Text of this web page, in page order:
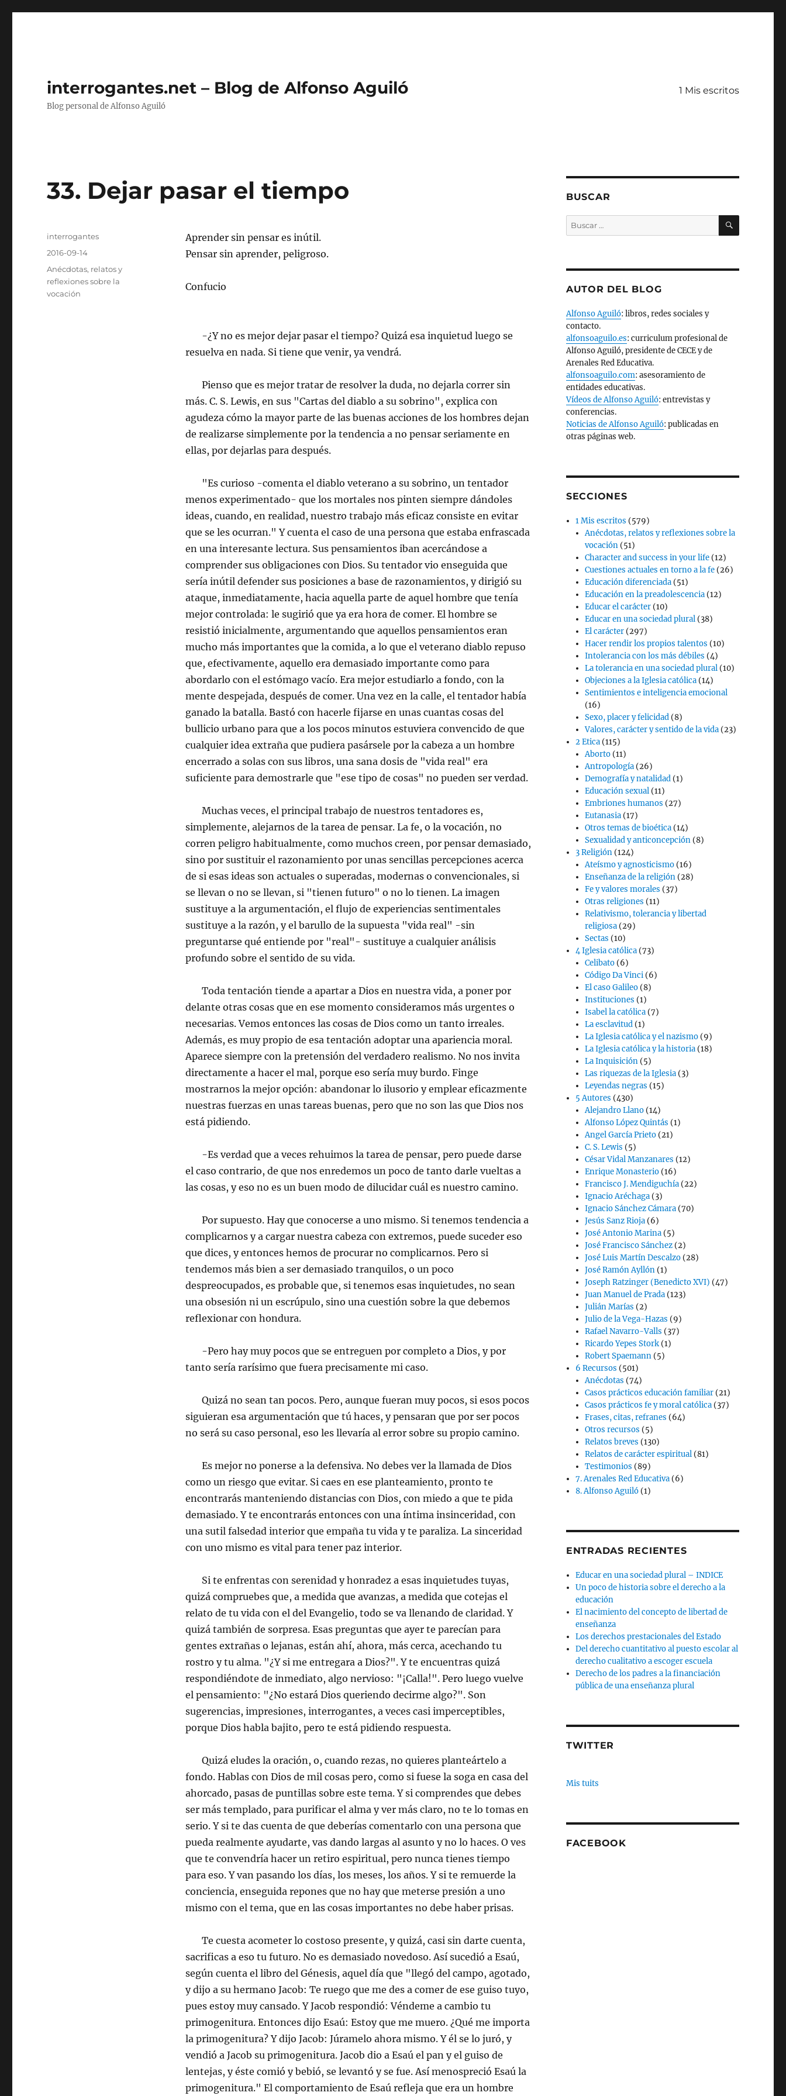
interrogantes.net – Blog de Alfonso Aguiló
Blog personal de Alfonso Aguiló
1 Mis escritos
33. Dejar pasar el tiempo
Aprender sin pensar es inútil.
Pensar sin aprender, peligroso.
Confucio
-¿Y no es mejor dejar pasar el tiempo? Quizá esa inquietud luego se
resuelva en nada. Si tiene que venir, ya vendrá.
Pienso que es mejor tratar de resolver la duda, no dejarla correr sin
más. C. S. Lewis, en sus "Cartas del diablo a su sobrino", explica con
agudeza cómo la mayor parte de las buenas acciones de los hombres dejan
de realizarse simplemente por la tendencia a no pensar seriamente en
ellas, por dejarlas para después.
"Es curioso -comenta el diablo veterano a su sobrino, un tentador
menos experimentado- que los mortales nos pinten siempre dándoles
ideas, cuando, en realidad, nuestro trabajo más eficaz consiste en evitar
que se les ocurran." Y cuenta el caso de una persona que estaba enfrascada
en una interesante lectura. Sus pensamientos iban acercándose a
comprender sus obligaciones con Dios. Su tentador vio enseguida que
sería inútil defender sus posiciones a base de razonamientos, y dirigió su
ataque, inmediatamente, hacia aquella parte de aquel hombre que tenía
mejor controlada: le sugirió que ya era hora de comer. El hombre se
resistió inicialmente, argumentando que aquellos pensamientos eran
mucho más importantes que la comida, a lo que el veterano diablo repuso
que, efectivamente, aquello era demasiado importante como para
abordarlo con el estómago vacío. Era mejor estudiarlo a fondo, con la
mente despejada, después de comer. Una vez en la calle, el tentador había
ganado la batalla. Bastó con hacerle fijarse en unas cuantas cosas del
bullicio urbano para que a los pocos minutos estuviera convencido de que
cualquier idea extraña que pudiera pasársele por la cabeza a un hombre
encerrado a solas con sus libros, una sana dosis de "vida real" era
suficiente para demostrarle que "ese tipo de cosas" no pueden ser verdad.
Muchas veces, el principal trabajo de nuestros tentadores es,
simplemente, alejarnos de la tarea de pensar. La fe, o la vocación, no
corren peligro habitualmente, como muchos creen, por pensar demasiado,
sino por sustituir el razonamiento por unas sencillas percepciones acerca
de si esas ideas son actuales o superadas, modernas o convencionales, si
se llevan o no se llevan, si "tienen futuro" o no lo tienen. La imagen
sustituye a la argumentación, el flujo de experiencias sentimentales
sustituye a la razón, y el barullo de la supuesta "vida real" -sin
preguntarse qué entiende por "real"- sustituye a cualquier análisis
profundo sobre el sentido de su vida.
Toda tentación tiende a apartar a Dios en nuestra vida, a poner por
delante otras cosas que en ese momento consideramos más urgentes o
necesarias. Vemos entonces las cosas de Dios como un tanto irreales.
Además, es muy propio de esa tentación adoptar una apariencia moral.
Aparece siempre con la pretensión del verdadero realismo. No nos invita
directamente a hacer el mal, porque eso sería muy burdo. Finge
mostrarnos la mejor opción: abandonar lo ilusorio y emplear eficazmente
nuestras fuerzas en unas tareas buenas, pero que no son las que Dios nos
está pidiendo.
-Es verdad que a veces rehuimos la tarea de pensar, pero puede darse
el caso contrario, de que nos enredemos un poco de tanto darle vueltas a
las cosas, y eso no es un buen modo de dilucidar cuál es nuestro camino.
Por supuesto. Hay que conocerse a uno mismo. Si tenemos tendencia a
complicarnos y a cargar nuestra cabeza con extremos, puede suceder eso
que dices, y entonces hemos de procurar no complicarnos. Pero si
tendemos más bien a ser demasiado tranquilos, o un poco
despreocupados, es probable que, si tenemos esas inquietudes, no sean
una obsesión ni un escrúpulo, sino una cuestión sobre la que debemos
reflexionar con hondura.
-Pero hay muy pocos que se entreguen por completo a Dios, y por
tanto sería rarísimo que fuera precisamente mi caso.
Quizá no sean tan pocos. Pero, aunque fueran muy pocos, si esos pocos
siguieran esa argumentación que tú haces, y pensaran que por ser pocos
no será su caso personal, eso les llevaría al error sobre su propio camino.
Es mejor no ponerse a la defensiva. No debes ver la llamada de Dios
como un riesgo que evitar. Si caes en ese planteamiento, pronto te
encontrarás manteniendo distancias con Dios, con miedo a que te pida
demasiado. Y te encontrarás entonces con una íntima insinceridad, con
una sutil falsedad interior que empaña tu vida y te paraliza. La sinceridad
con uno mismo es vital para tener paz interior.
Si te enfrentas con serenidad y honradez a esas inquietudes tuyas,
quizá compruebes que, a medida que avanzas, a medida que cotejas el
relato de tu vida con el del Evangelio, todo se va llenando de claridad. Y
quizá también de sorpresa. Esas preguntas que ayer te parecían para
gentes extrañas o lejanas, están ahí, ahora, más cerca, acechando tu
rostro y tu alma. "¿Y si me entregara a Dios?". Y te encuentras quizá
respondiéndote de inmediato, algo nervioso: "¡Calla!". Pero luego vuelve
el pensamiento: "¿No estará Dios queriendo decirme algo?". Son
sugerencias, impresiones, interrogantes, a veces casi imperceptibles,
porque Dios habla bajito, pero te está pidiendo respuesta.
Quizá eludes la oración, o, cuando rezas, no quieres planteártelo a
fondo. Hablas con Dios de mil cosas pero, como si fuese la soga en casa del
ahorcado, pasas de puntillas sobre este tema. Y si comprendes que debes
ser más templado, para purificar el alma y ver más claro, no te lo tomas en
serio. Y si te das cuenta de que deberías comentarlo con una persona que
pueda realmente ayudarte, vas dando largas al asunto y no lo haces. O ves
que te convendría hacer un retiro espiritual, pero nunca tienes tiempo
para eso. Y van pasando los días, los meses, los años. Y si te remuerde la
conciencia, enseguida repones que no hay que meterse presión a uno
mismo con el tema, que en las cosas importantes no debe haber prisas.
Te cuesta acometer lo costoso presente, y quizá, casi sin darte cuenta,
sacrificas a eso tu futuro. No es demasiado novedoso. Así sucedió a Esaú,
según cuenta el libro del Génesis, aquel día que "llegó del campo, agotado,
y dijo a su hermano Jacob: Te ruego que me des a comer de ese guiso tuyo,
pues estoy muy cansado. Y Jacob respondió: Véndeme a cambio tu
primogenitura. Entonces dijo Esaú: Estoy que me muero. ¿Qué me importa
la primogenitura? Y dijo Jacob: Júramelo ahora mismo. Y él se lo juró, y
vendió a Jacob su primogenitura. Jacob dio a Esaú el pan y el guiso de
lentejas, y éste comió y bebió, se levantó y se fue. Así menospreció Esaú la
primogenitura." El comportamiento de Esaú refleja que era un hombre
Autor
interrogantes
Publicado
2016-09-14
Categorías
Anécdotas, relatos y
reflexiones sobre la
vocación
BUSCAR
Buscar
por:
BUSCAR
AUTOR DEL BLOG
Alfonso Aguiló: libros, redes sociales y
contacto.
alfonsoaguilo.es: curriculum profesional de
Alfonso Aguiló, presidente de CECE y de
Arenales Red Educativa.
alfonsoaguilo.com: asesoramiento de
entidades educativas.
Vídeos de Alfonso Aguiló: entrevistas y
conferencias.
Noticias de Alfonso Aguiló: publicadas en
otras páginas web.
SECCIONES
1 Mis escritos (579)
Anécdotas, relatos y reflexiones sobre la
vocación (51)
Character and success in your life (12)
Cuestiones actuales en torno a la fe (26)
Educación diferenciada (51)
Educación en la preadolescencia (12)
Educar el carácter (10)
Educar en una sociedad plural (38)
El carácter (297)
Hacer rendir los propios talentos (10)
Intolerancia con los más débiles (4)
La tolerancia en una sociedad plural (10)
Objeciones a la Iglesia católica (14)
Sentimientos e inteligencia emocional
(16)
Sexo, placer y felicidad (8)
Valores, carácter y sentido de la vida (23)
2 Etica (115)
Aborto (11)
Antropología (26)
Demografía y natalidad (1)
Educación sexual (11)
Embriones humanos (27)
Eutanasia (17)
Otros temas de bioética (14)
Sexualidad y anticoncepción (8)
3 Religión (124)
Ateísmo y agnosticismo (16)
Enseñanza de la religión (28)
Fe y valores morales (37)
Otras religiones (11)
Relativismo, tolerancia y libertad
religiosa (29)
Sectas (10)
4 Iglesia católica (73)
Celibato (6)
Código Da Vinci (6)
El caso Galileo (8)
Instituciones (1)
Isabel la católica (7)
La esclavitud (1)
La Iglesia católica y el nazismo (9)
La Iglesia católica y la historia (18)
La Inquisición (5)
Las riquezas de la Iglesia (3)
Leyendas negras (15)
5 Autores (430)
Alejandro Llano (14)
Alfonso López Quintás (1)
Angel García Prieto (21)
C. S. Lewis (5)
César Vidal Manzanares (12)
Enrique Monasterio (16)
Francisco J. Mendiguchía (22)
Ignacio Aréchaga (3)
Ignacio Sánchez Cámara (70)
Jesús Sanz Rioja (6)
José Antonio Marina (5)
José Francisco Sánchez (2)
José Luis Martín Descalzo (28)
José Ramón Ayllón (1)
Joseph Ratzinger (Benedicto XVI) (47)
Juan Manuel de Prada (123)
Julián Marías (2)
Julio de la Vega-Hazas (9)
Rafael Navarro-Valls (37)
Ricardo Yepes Stork (1)
Robert Spaemann (5)
6 Recursos (501)
Anécdotas (74)
Casos prácticos educación familiar (21)
Casos prácticos fe y moral católica (37)
Frases, citas, refranes (64)
Otros recursos (5)
Relatos breves (130)
Relatos de carácter espiritual (81)
Testimonios (89)
7. Arenales Red Educativa (6)
8. Alfonso Aguiló (1)
ENTRADAS RECIENTES
Educar en una sociedad plural – INDICE
Un poco de historia sobre el derecho a la
educación
El nacimiento del concepto de libertad de
enseñanza
Los derechos prestacionales del Estado
Del derecho cuantitativo al puesto escolar al
derecho cualitativo a escoger escuela
Derecho de los padres a la financiación
pública de una enseñanza plural
TWITTER
Mis tuits
FACEBOOK